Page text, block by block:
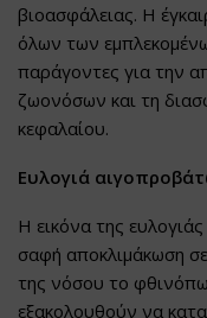
βιοασφάλειας. Η
όλων των
παράγοντες για την
ζωονόσων και τη
κεφαλαίου.
Ευλογιά
Η εικόνα της
σαφή αποκλιμάκωση
της νόσου το
εξακολουθούν να